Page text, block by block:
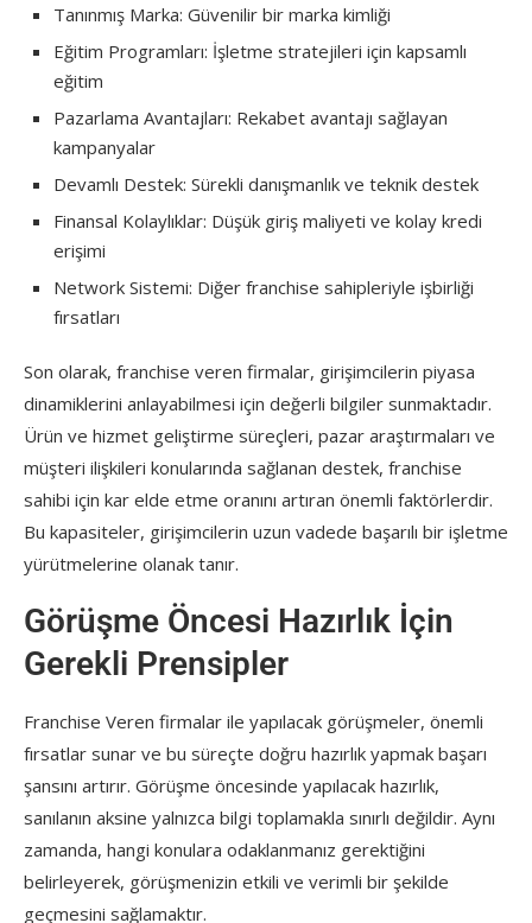
Tanınmış Marka: Güvenilir bir marka kimliği
Eğitim Programları: İşletme stratejileri için kapsamlı
eğitim
Pazarlama Avantajları: Rekabet avantajı sağlayan
kampanyalar
Devamlı Destek: Sürekli danışmanlık ve teknik destek
Finansal Kolaylıklar: Düşük giriş maliyeti ve kolay kredi
erişimi
Network Sistemi: Diğer franchise sahipleriyle işbirliği
fırsatları
Son olarak, franchise veren firmalar, girişimcilerin piyasa
dinamiklerini anlayabilmesi için değerli bilgiler sunmaktadır.
Ürün ve hizmet geliştirme süreçleri, pazar araştırmaları ve
müşteri ilişkileri konularında sağlanan destek, franchise
sahibi için kar elde etme oranını artıran önemli faktörlerdir.
Bu kapasiteler, girişimcilerin uzun vadede başarılı bir işletme
yürütmelerine olanak tanır.
Görüşme Öncesi Hazırlık İçin
Gerekli Prensipler
Franchise Veren firmalar ile yapılacak görüşmeler, önemli
fırsatlar sunar ve bu süreçte doğru hazırlık yapmak başarı
şansını artırır. Görüşme öncesinde yapılacak hazırlık,
sanılanın aksine yalnızca bilgi toplamakla sınırlı değildir. Aynı
zamanda, hangi konulara odaklanmanız gerektiğini
belirleyerek, görüşmenizin etkili ve verimli bir şekilde
geçmesini sağlamaktır.